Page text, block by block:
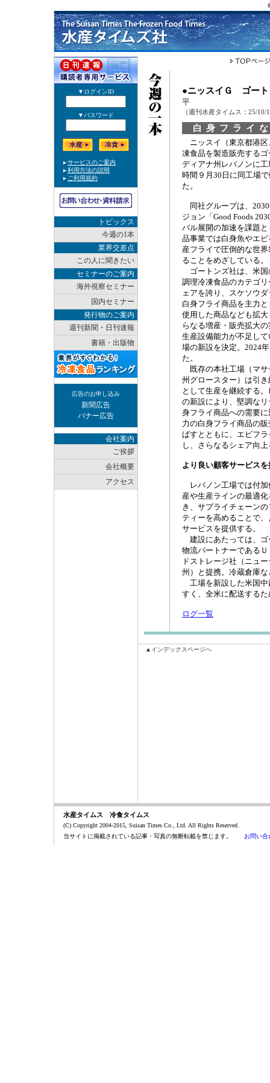
トピックス
今週の1本
業界交差点
この人に聞きたい
セミナーのご案内
海外視察セミナー
国内セミナー
発行物のご案内
週刊新聞・日刊速報
書籍・出版物
広告のお申し込み
新聞広告
バナー広告
会社案内
ご挨拶
会社概要
アクセス
●ニッスイＧ ゴー
平
（週刊水産タイムス：25/10/
白身フライ
ニッスイ（東京都港区
凍食品を製造販売する
ディアナ州レバノンに
時間９月30日に同工場
た。
同社グループは、
ジョン「Good Foods
バル展開の加速を課題
品事業では白身魚やエ
産フライで圧倒的な世
ることをめざしている。
ゴートンズ社は、米国
調理冷凍食品のカテゴ
ェアを誇り、スケソウ
白身フライ商品を主力
使用した商品なども拡
らなる増産・販売拡大
生産設備能力が不足し
場の新設を決定。2024
た。
既存の本社工場（マサ
州グロースター）は引
として生産を継続する
の新設により、堅調な
身フライ商品への需要
力の白身フライ商品の
ばすとともに、エビフ
し、さらなるシェア向
より良い顧客サービスを
レバノン工場では付加
産や生産ラインの最適
き、サプライチェーン
ティーを高めることで
サービスを提供する。
建設にあたっては、ゴ
物流パートナーである
ドストレージ社（ニュ
州）と提携。冷蔵倉庫
工場を新設した米国中
すく、全米に配送する
ログ一覧
▲インデックスページへ
水産タイムス 冷食タイムス
(C) Copyright 2004-2015, Suisan Times Co., Ltd. All Rights Reserved.
当サイトに掲載されている記事・写真の無断転載を禁じます。 お問い合